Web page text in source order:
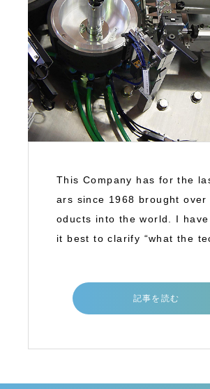
This Company has for the
ars since 1968 brought over
oducts into the world. I
it best to clarify “what the
記事を読む